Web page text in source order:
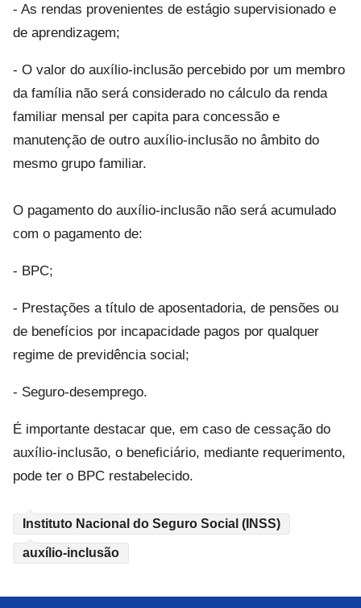
- As rendas provenientes de estágio supervisionado e
de aprendizagem;
- O valor do auxílio-inclusão percebido por um membro
da família não será considerado no cálculo da renda
familiar mensal per capita para concessão e
manutenção de outro auxílio-inclusão no âmbito do
mesmo grupo familiar.
O pagamento do auxílio-inclusão não será acumulado
com o pagamento de:
- BPC;
- Prestações a título de aposentadoria, de pensões ou
de benefícios por incapacidade pagos por qualquer
regime de previdência social;
- Seguro-desemprego.
É importante destacar que, em caso de cessação do
auxílio-inclusão, o beneficiário, mediante requerimento,
pode ter o BPC restabelecido.
Instituto Nacional do Seguro Social (INSS)
auxílio-inclusão